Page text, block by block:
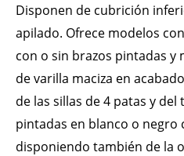
Disponen de cubrición
apilado. Ofrece modelos
con o sin brazos pintadas
de varilla maciza en
de las sillas de 4 patas y
pintadas en blanco o negro
disponiendo también de la